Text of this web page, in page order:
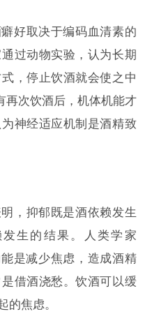
好取决于编码血清素的
过动物实验，认为长期
，停止饮酒就会使之中
再次饮酒后，机体机能才
神经适应机制是酒精致
，抑郁既是酒依赖发生
生的结果。人类学家
是减少焦虑，造成酒精
借酒浇愁。饮酒可以缓
的焦虑。